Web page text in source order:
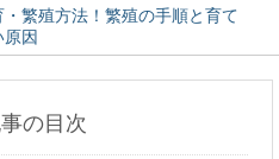
・繁殖方法！繁殖の手順と育て
因
の目次